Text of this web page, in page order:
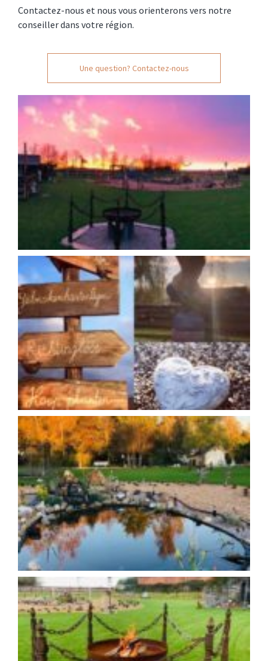
Contactez-nous et nous vous orienterons vers notre
conseiller dans votre région.
Une question? Contactez-nous